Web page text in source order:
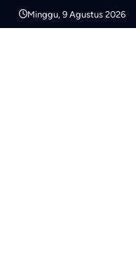
Minggu, 9 Agustus 2026